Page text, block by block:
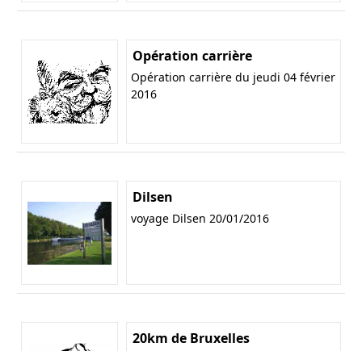
Opération carrière
Opération carrière du jeudi 04 février
2016
Dilsen
voyage Dilsen 20/01/2016
20km de Bruxelles